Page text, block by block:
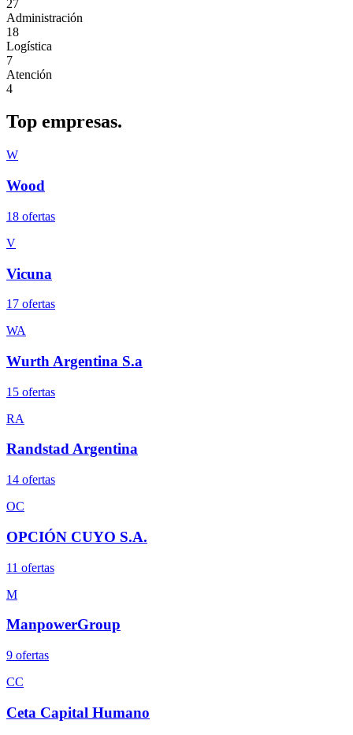
27
Administración
18
Logística
7
Atención
4
Top empresas.
W
Wood
18 ofertas
V
Vicuna
17 ofertas
WA
Wurth Argentina S.a
15 ofertas
RA
Randstad Argentina
14 ofertas
OC
OPCIÓN CUYO S.A.
11 ofertas
M
ManpowerGroup
9 ofertas
CC
Ceta Capital Humano